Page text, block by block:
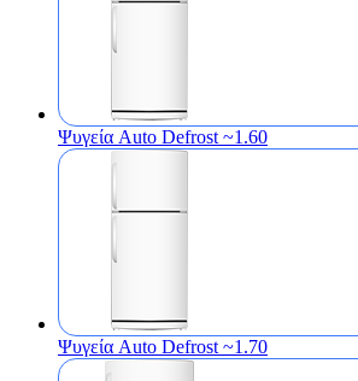
Ψυγεία Auto Defrost ~1.60
Ψυγεία Auto Defrost ~1.70